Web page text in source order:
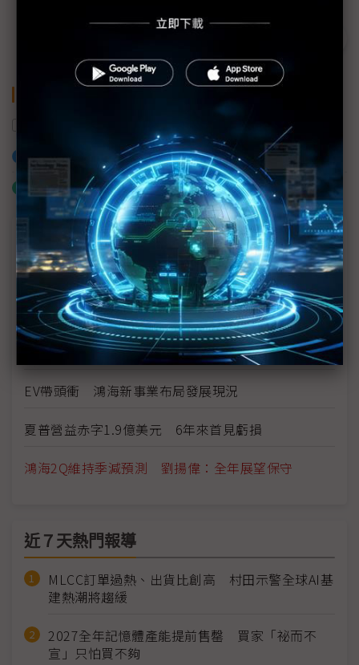
加入已選取到「關鍵字追蹤」
什麼是「關鍵字追蹤」
議題精選－鴻海2023年不改保守
鴻海聚焦新事業 3Q庫存可能再回升
夏普虧損產生業外損失 鴻海將要求提出說明
劉揚偉談鴻海全球生產布局
EV帶頭衝 鴻海新事業布局發展現況
夏普營益赤字1.9億美元 6年來首見虧損
鴻海2Q維持季減預測 劉揚偉：全年展望保守
近７天熱門報導
MLCC訂單過熱、出貨比創高 村田示警全球AI基
建熱潮將趨緩
2027全年記憶體產能提前售罄 買家「祕而不
宣」只怕買不夠